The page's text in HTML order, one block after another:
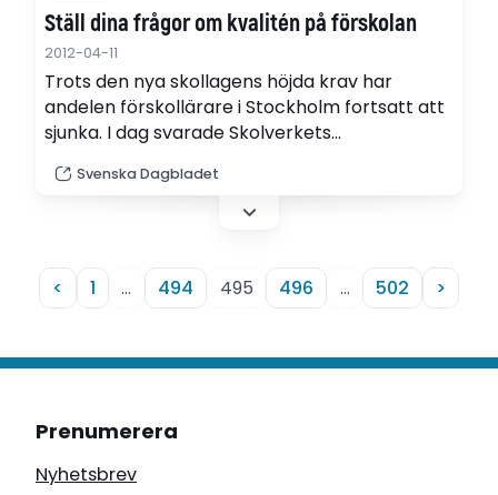
Ställ dina frågor om kvalitén på förskolan
2012-04-11
Trots den nya skollagens höjda krav har
andelen förskollärare i Stockholm fortsatt att
sjunka. I dag svarade Skolverkets
Karlsson på läsarnas frågor om kvalitén på
den svenska förskolan. Läs hela chatten
Svenska Dagbladet
< 1 … 494 495 496 … 502 >
Prenumerera
Nyhetsbrev